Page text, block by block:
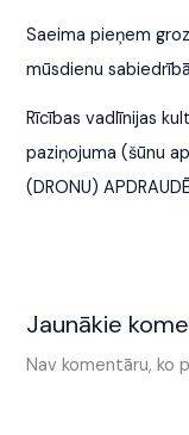
Saeima pieņem
mūsdienu sabiedrībā
Rīcības vadlīnijas
paziņojuma (šūnu
(DRONU)
Jaunākie
Nav komentāru, ko